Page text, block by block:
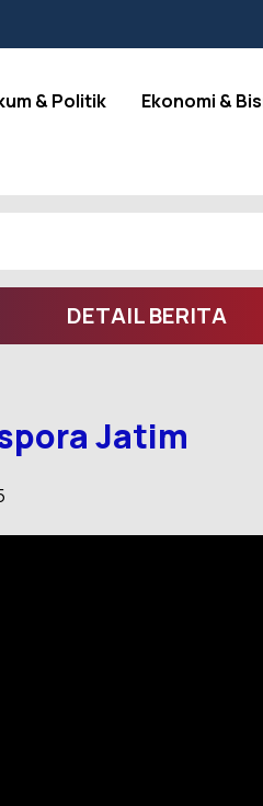
& Politik Ekonomi &
DETAIL BERITA
Jatim